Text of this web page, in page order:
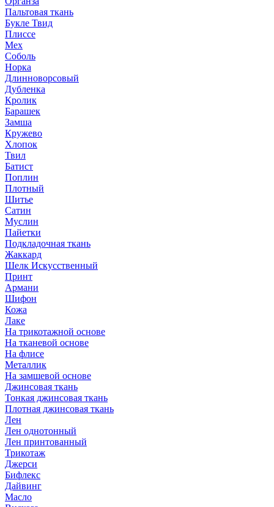
Пальтовая ткань
Букле Твид
Плиссе
Мех
Соболь
Норка
Длинноворсовый
Дубленка
Кролик
Барашек
Замша
Кружево
Хлопок
Твил
Батист
Поплин
Плотный
Шитье
Сатин
Муслин
Пайетки
Подкладочная ткань
Жаккард
Шелк Искусственный
Принт
Армани
Шифон
Кожа
Лаке
На трикотажной основе
На тканевой основе
На флисе
Металлик
На замшевой основе
Джинсовая ткань
Тонкая джинсовая ткань
Плотная джинсовая ткань
Лен
Лен однотонный
Лен принтованный
Трикотаж
Джерси
Бифлекс
Дайвинг
Масло